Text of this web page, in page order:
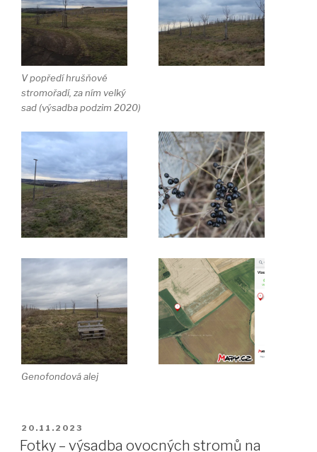
V popředí hrušňové
stromořadí, za ním velký
sad (výsadba podzim 2020)
Genofondová alej
PUBLIKOVÁNO
20.11.2023
Fotky – výsadba ovocných stromů na